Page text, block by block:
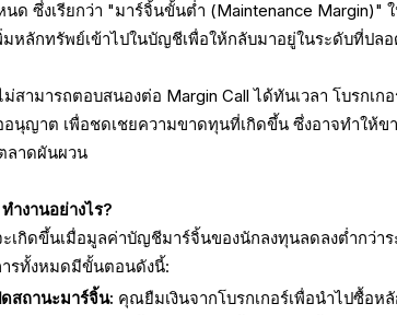
นด ซึ่งเรียกว่า "มาร์จิ้นขั้นต่ำ (Maintenance Margin)"
มหลักทรัพย์เข้าไปในบัญชีเพื่อให้กลับมาอยู่ในระดับที่ปล
สามารถตอบสนองต่อ Margin Call ได้ทันเวลา โบรก
นุญาต เพื่อชดเชยความขาดทุนที่เกิดขึ้น ซึ่งอาจทำให้ข
ลาดผันผวน
ำงานอย่างไร?
ะเกิดขึ้นเมื่อมูลค่าบัญชีมาร์จิ้นของนักลงทุนลดลงต่ำกว่า
รทั้งหมดมีขั้นตอนดังนี้:
ดสถานะมาร์จิ้น: คุณยืมเงินจากโบรกเกอร์เพื่อนำไปซื้อห